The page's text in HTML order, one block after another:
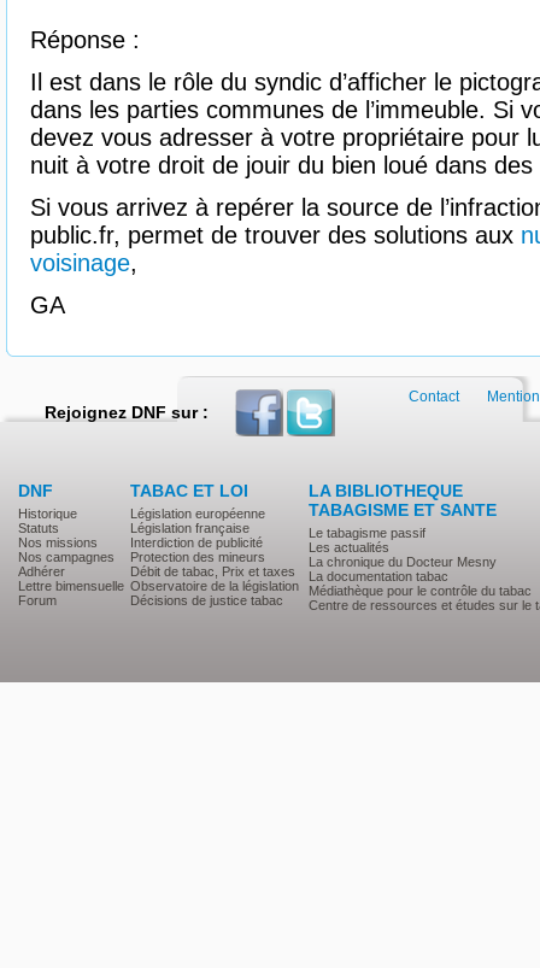
Réponse :
Il est dans le rôle du syndic d’afficher le
dans les parties communes de l’immeuble. Si
devez vous adresser à votre propriétaire pour
nuit à votre droit de jouir du bien loué dans
Si vous arrivez à repérer la source de
public.fr, permet de trouver des solutions aux
voisinage,
GA
Rejoignez DNF sur :
DNF
Historique
Statuts
Nos missions
Nos campagnes
Adhérer
Lettre bimensuelle
Forum
TABAC ET LOI
Législation européenne
Législation française
Interdiction de publicité
Protection des mineurs
Débit de tabac, Prix et taxes
Observatoire de la législation
Décisions de justice tabac
LA BIBLIOTHEQUE
TABAGISME ET SANTE
Le tabagisme passif
Les actualités
La chronique du Docteur Mesny
La documentation tabac
Médiathèque pour le contrôle du tabac
Centre de ressources et études sur le
Contact